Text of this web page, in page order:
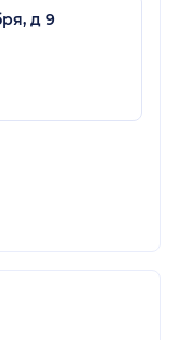
д 9